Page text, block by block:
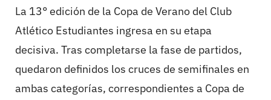
La 13° edición de la Copa de Verano del Club
Atlético Estudiantes ingresa en su etapa
decisiva. Tras completarse la fase de partidos,
quedaron definidos los cruces de semifinales en
ambas categorías, correspondientes a Copa de